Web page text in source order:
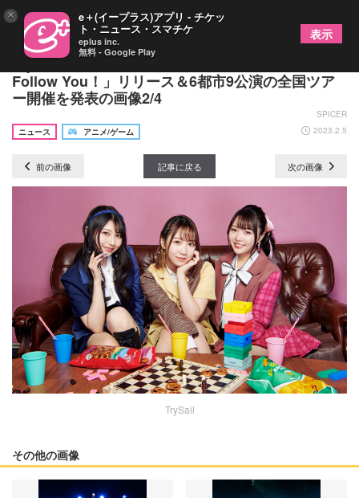
TrySail、ニューシングル「華麗ワンターン／
Follow You！」リリース＆6都市9公演の全国ツア
ー開催を発表の画像2/4
SPICER
ニュース
アニメ/ゲーム 2023.2.5
前の画像 記事に戻る 次の画像
TrySail
その他の画像
× e＋(イープラス)アプリ - チケッ
ト・ニュース・スマチケ
eplus inc.
無料 - Google Play
表示